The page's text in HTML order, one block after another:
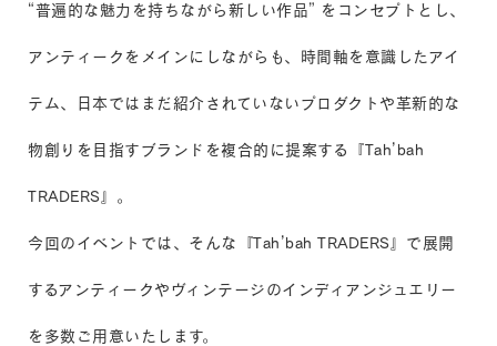
“普遍的な魅力を持ちながら新しい作品” をコンセプトとし、
アンティークをメインにしながらも、時間軸を意識したアイ
テム、日本ではまだ紹介されていないプロダクトや革新的な
物創りを目指すブランドを複合的に提案する『Tah’bah
TRADERS』。
今回のイベントでは、そんな『Tah’bah TRADERS』で展開
するアンティークやヴィンテージのインディアンジュエリー
を多数ご用意いたします。